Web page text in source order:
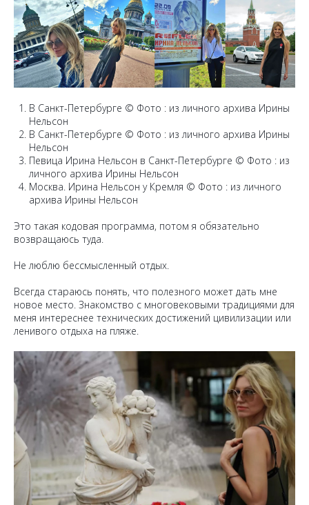
В Санкт-Петербурге © Фото : из личного архива Ирины
Нельсон
В Санкт-Петербурге © Фото : из личного архива Ирины
Нельсон
Певица Ирина Нельсон в Санкт-Петербурге © Фото : из
личного архива Ирины Нельсон
Москва. Ирина Нельсон у Кремля © Фото : из личного
архива Ирины Нельсон
Это такая кодовая программа, потом я обязательно
возвращаюсь туда.
Не люблю бессмысленный отдых.
Всегда стараюсь понять, что полезного может дать мне
новое место. Знакомство с многовековыми традициями для
меня интереснее технических достижений цивилизации или
ленивого отдыха на пляже.